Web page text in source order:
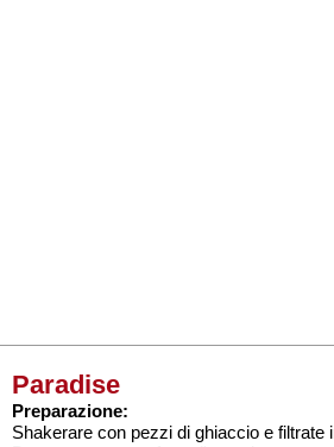
Paradise
Preparazione:
Shakerare con pezzi di ghiaccio e filtrate